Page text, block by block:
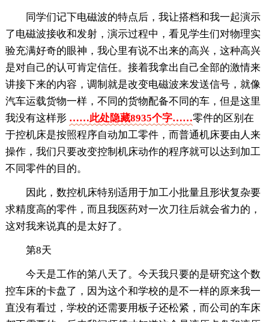
同学们记下电磁波的特点后，我让搭档和我一起演示
了电磁波接收和发射，演示过程中，看见学生们对物理实
验充满好奇的眼神，我心里有说不出来的高兴，这种高兴
是对自己的认可肯定信任。接着我拿出自己全部的激情来
讲接下来的内容，调制就是改变电磁波来发送信号，就像
汽车运载货物一样，不同的货物配备不同的车，但是这里
我没有这样形 ……此处隐藏8935个字……零件的区别在
于控机床是按照程序自动加工零件，而普通机床要由人来
操作，我们只要改变控制机床动作的程序就可以达到加工
不同零件的目的。
因此，数控机床特别适用于加工小批量且形状复杂要
求精度高的零件，而且我医药对一次刀往后就会省力的，
这对我来说真的是太好了。
第8天
今天是工作的第八天了。今天我只要的是研究这个数
控车床的卡盘了，因为这个和学校的是不一样的原来我一
直没有看过，学校的还需要用板子还松紧，而公司的车床